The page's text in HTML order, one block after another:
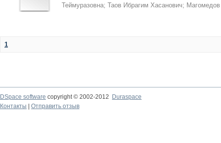
Теймуразовна; Таов Ибрагим Хасанович;
1
DSpace software copyright © 2002-2012
Duraspace
Контакты
Отправить отзыв